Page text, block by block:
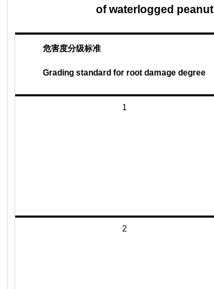
of waterlogged peanut
危害度分级标准
Grading standard for root damage degree
1
2